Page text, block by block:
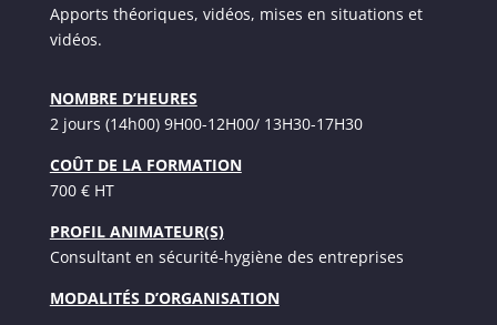
Apports théoriques, vidéos, mises en situations et
vidéos.
NOMBRE D’HEURES
2 jours (14h00) 9H00-12H00/ 13H30-17H30
COÛT DE LA FORMATION
700 € HT
PROFIL ANIMATEUR(S)
Consultant en sécurité-hygiène des entreprises
MODALITÉS D’ORGANISATION